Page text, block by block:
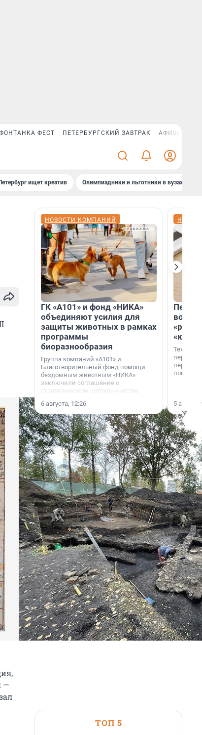
ФЕСТ ПЕТЕРБУРГСКИЙ ЗАВТРАК АФИША PLUS
ищет креатив Олимпиадники и льготники в вузах СПб
—
НОВОСТИ КОМПАНИЙ
ГК «А101» и фонд «НИКА»
объединяют усилия для
защиты животных в рамках
программы
биоразнообразия
Группа компаний «А101» и
Благотворительный фонд помощи
бездомным животным «НИКА»
заключили соглашение о
стратегическом сотрудничестве.
6 августа, 12:26
5
ТОП 5